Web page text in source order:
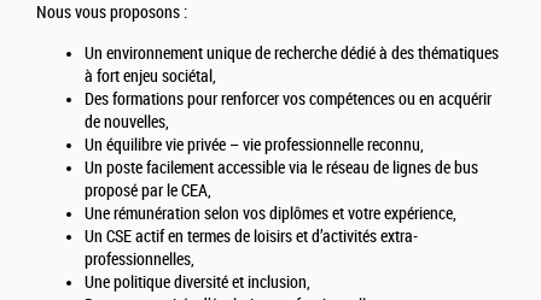
Nous vous proposons :
Un environnement unique de recherche dédié à des thématiques
à fort enjeu sociétal,
Des formations pour renforcer vos compétences ou en acquérir
de nouvelles,
Un équilibre vie privée – vie professionnelle reconnu,
Un poste facilement accessible via le réseau de lignes de bus
proposé par le CEA,
Une rémunération selon vos diplômes et votre expérience,
Un CSE actif en termes de loisirs et d’activités extra-
professionnelles,
Une politique diversité et inclusion,